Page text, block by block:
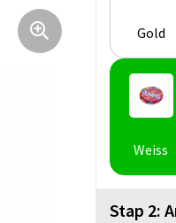
Gold
Weiss
Stap 2: